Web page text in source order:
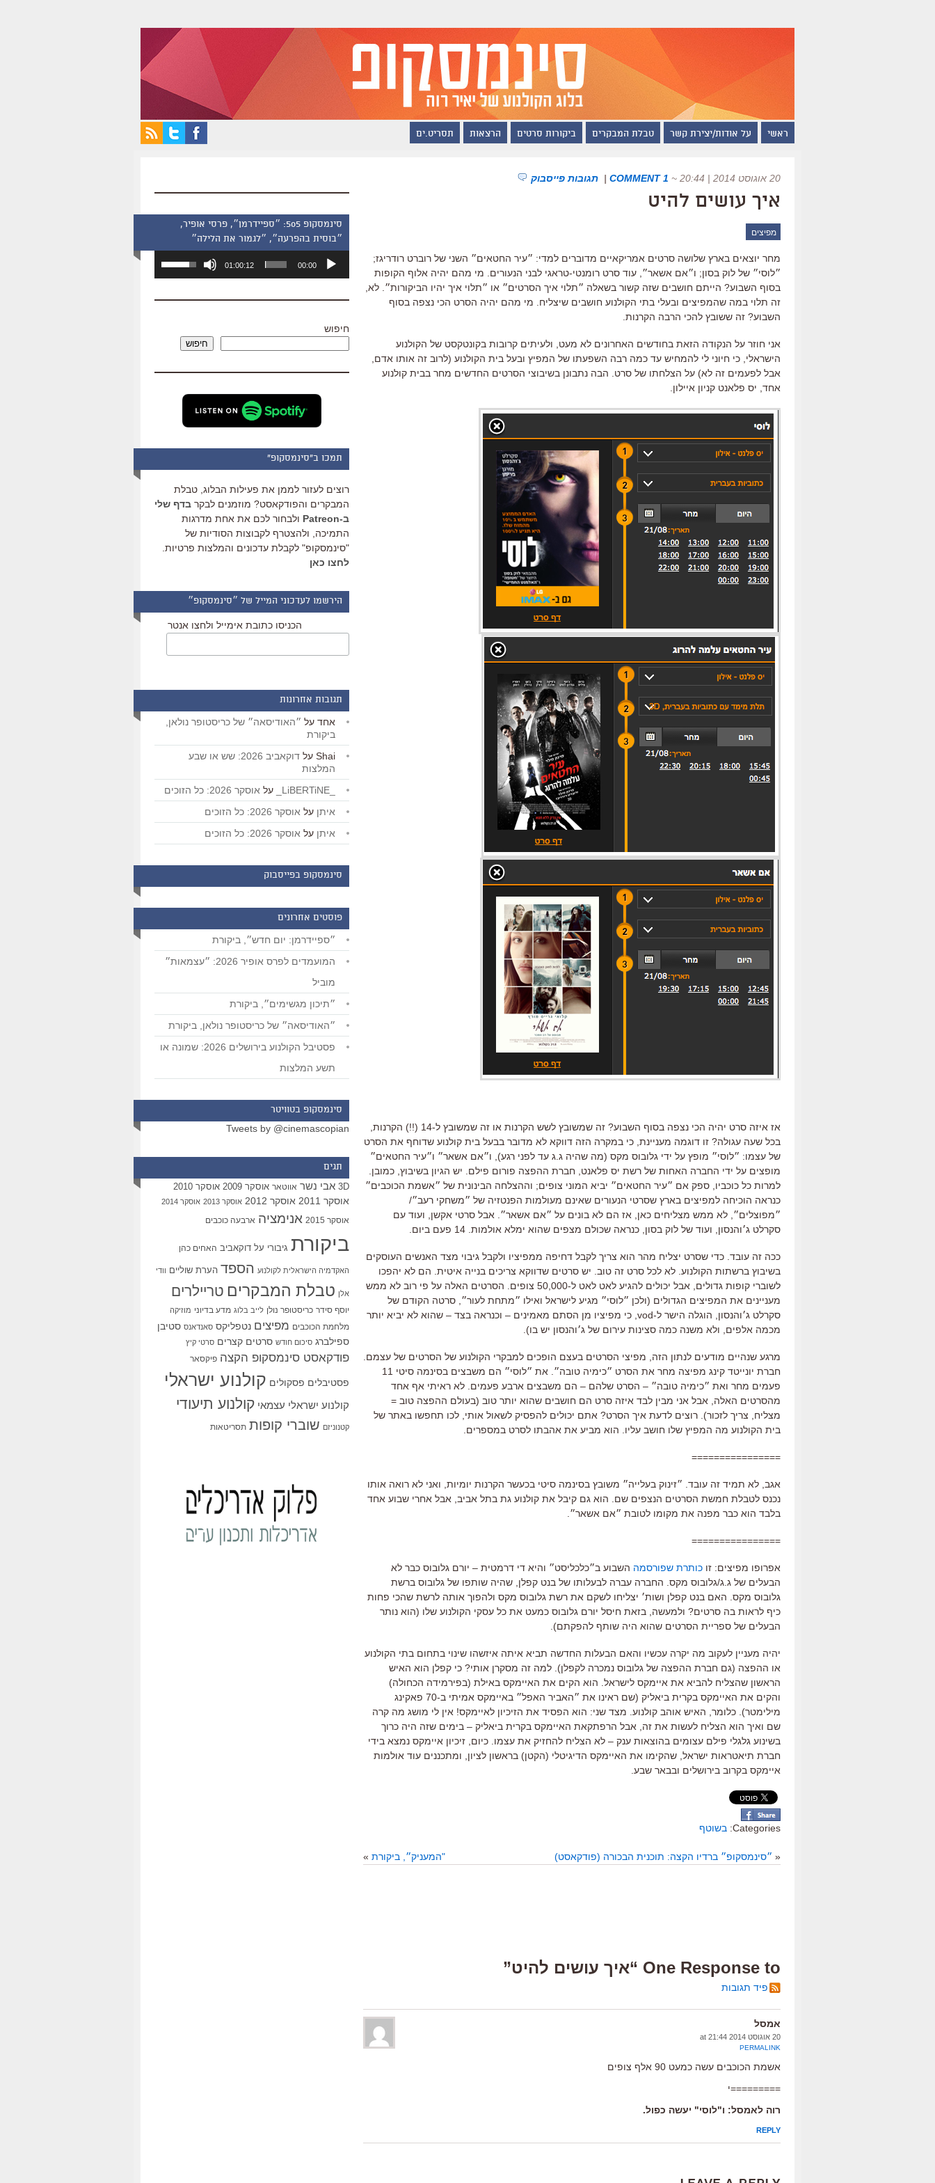
ראשי על אודות/יצירת קשר טבלת המבקרים ביקורות סרטים הרצאות תסריט.ים
20 אוגוסט 2014 | 20:44 ~
1 COMMENT
| תגובות פייסבוק
איך עושים להיט
מפיצים
מחר יוצאים בארץ שלושה סרטים אמריקאיים מדוברים למדי: ״עיר החטאים״ השני של רוברט רודריגז;
״לוסי״ של לוק בסון; ו״אם אשאר״, עוד סרט רומנטי-טראגי לבני הנעורים. מי מהם יהיה אלוף הקופות
בסוף השבוע? הייתם חושבים שזה קשור בשאלה ״תלוי איך הסרטים״ או ״תלוי איך יהיו הביקורות״. לא,
זה תלוי במה שהמפיצים ובעלי בתי הקולנוע חושבים שיצליח. מי מהם יהיה הסרט הכי נצפה בסוף
השבוע? זה ששובץ להכי הרבה הקרנות.
אני חוזר על הנקודה הזאת בחודשים האחרונים לא מעט, ולעיתים קרובות בקונטקסט של הקולנוע
הישראלי, כי חיוני לי להמחיש עד כמה רבה השפעתו של המפיץ ובעל בית הקולנוע (לרוב זה אותו אדם,
אבל לפעמים זה לא) על הצלחתו של סרט. הבה נתבונן בשיבוצי הסרטים החדשים מחר בבית קולנוע
אחד, יס פלאנט קניון איילון.
אז איזה סרט יהיה הכי נצפה בסוף השבוע? זה שמשובץ לשש הקרנות או זה שמשובץ ל-14 (!!) הקרנות,
בכל שעה עגולה? זו דוגמה מעניינת, כי במקרה הזה דווקא לא מדובר בבעל בית קולנוע שדוחף את הסרט
של עצמו: ״לוסי״ מופץ על ידי גלובוס מקס (מה שהיה ג.ג עד לפני רגע), ו״אם אשאר״ ו״עיר החטאים״
מופצים על ידי החברה האחות של רשת יס פלאנט, חברת ההפצה פורום פילם. יש הגיון בשיבוץ, כמובן.
למרות כל כוכביו, ספק אם ״עיר החטאים״ יביא המוני צופים; וההצלחה הבינונית של ״אשמת הכוכבים״
כנראה הוכיחה למפיצים בארץ שסרטי הנעורים שאינם מעולמות הפנטזיה של ״משחקי רעב״/
״מפוצלים״, לא ממש מצליחים כאן, אז הם לא בונים על ״אם אשאר״. אבל סרטי אקשן, ועוד עם
סקרלט ג׳והנסון, ועוד של לוק בסון, כנראה שכולם מצפים שהוא ימלא אולמות. 14 פעם ביום.
ככה זה עובד. כדי שסרט יצליח מהר הוא צריך לקבל דחיפה ממפיציו ולקבל גיבוי מצד האנשים העוסקים
בשיבוץ ברשתות הקולנוע. לא לכל סרט זה טוב. יש סרטים שדווקא צריכים בנייה איטית. הם לא יהפכו
לשוברי קופות גדולים, אבל יכולים להגיע לאט לאט ל-50,000 צופים. הסרטים האלה על פי רוב לא ממש
מעניינים את המפיצים הגדולים (ולכן ״לוסי״ מגיע לישראל ואילו ״מתחת לעור״, סרטה הקודם של
סקרלט ג׳והנסון, הוגלה הישר ל-vod, כי מפיציו מן הסתם מאמינים – וכנראה בצד – שהוא לא יביא יותר
מכמה אלפים, ולא משנה כמה סצינות עירום של ג׳והנסון יש בו).
מרגע שנהיים מודעים לנתון הזה, מפיצי הסרטים בעצם הופכים למבקרי הקולנוע של הסרטים של עצמם.
חברת יונייטד קינג מפיצה מחר את הסרט ״כימיה טובה״. את ״לוסי״ הם משבצים בסינמה סיטי 11
פעמים מחר ואת ״כימיה טובה״ – הסרט שלהם – הם משבצים ארבע פעמים. לא ראיתי אף אחד
מהסרטים האלה, אבל אני מבין לבד איזה סרט הם חושבים שהוא יותר טוב (בעולם ההפצה טוב =
מצליח, צריך לזכור). רוצים לדעת איך הסרט? אתם יכולים להפסיק לשאול אותי, לכו תחפשו באתר של
בית הקולנוע מה המפיץ שלו חושב עליו. הוא מביע את אהבתו לסרט במספרים.
================
אגב, לא תמיד זה עובד. ״זינוק בעלייה״ משובץ בסינמה סיטי בכעשר הקרנות יומיות, ואני לא רואה אותו
נכנס לטבלת חמשת הסרטים הנצפים שם. הוא גם קיבל את קולנוע גת בתל אביב, אבל אחרי שבוע אחד
בלבד הוא כבר מפנה את מקומו לטובת ״אם אשאר״.
================
אפרופו מפיצים: זו כותרת שפורסמה השבוע ב״כלכליסט״ והיא די דרמטית – יורם גלובוס כבר לא
הבעלים של ג.ג/גלובוס מקס. החברה עברה לבעלותו של בנט קפלן, שהיה שותפו של גלובוס ברשת
גלובוס מקס. האם בנט קפלן ושות׳ יצליחו לשקם את רשת גלובוס מקס ולהפוך אותה לרשת שהכי פחות
כיף לראות בה סרטים? ולמעשה, בזאת חיסל יורם גלובוס כמעט את כל עסקי הקולנוע שלו (הוא נותר
הבעלים של ספריית הסרטים שהוא היה שותף להפקתם).
יהיה מעניין לעקוב מה יקרה עכשיו והאם הבעלות החדשה תביא איתה איזשהו שינוי בתחום בתי הקולנוע
או ההפצה (גם חברת ההפצה של גלובוס נמכרה לקפלן). למה זה מסקרן אותי? כי קפלן הוא האיש
הראשון שהצליח להביא את איימקס לישראל. הוא הקים את האיימקס באילת (בפירמידה הכחולה)
והקים את האיימקס בקרית ביאליק (שם ראינו את ״האביר האפל״ באיימקס אמיתי ב-70 פאקינג
מילימטר). כלומר, האיש אוהב קולנוע. מצד שני: הוא הפסיד את הזיכיון לאיימקס! אין לי מושג מה קרה
שם ואיך הוא הצליח לעשות את זה, אבל הרפתקאת האיימקס בקרית ביאליק – בימים שזה היה כרוך
בשינוע גלגלי פילם עצומים בהוצאות ענק – לא הצליח להחזיק את עצמו. כיום, זיכיון איימקס נמצא בידי
חברת תיאטראות ישראל, שהקימו את האיימקס הדיגיטלי (הקטן) בראשון לציון, ומתכננים עוד אולמות
איימקס בקרוב בירושלים ובבאר שבע.
Categories: בשוטף
« ״סינמסקופ״ ברדיו הקצה: תוכנית הבכורה (פודקאסט) "המעניק״, ביקורת »
One Response to “איך עושים להיט”
פיד תגובות
אמסל
20 אוגוסט 2014 at 21:44
PERMALINK
אשמת הכוכבים עשה כמעט 90 אלף צופים
=========י
רוה לאמסל: ו"לוסי" יעשה כפול.
REPLY
סינמסקופ 505: ״ספיידרמן״, פרסי אופיר,
״בוסית בהפרעה״, ״לגמור את הלילה״
אודיו
00:00
01:00:12
השתמש
כדי
שמע.
חיפוש
חיפוש
תמכו ב"סינמסקופ"
רוצים לעזור לממן את פעילות הבלוג, טבלת
המבקרים והפודקאסט? מוזמנים לבקר בדף שלי
ב-Patreon
ולבחור לכם את אחת מדרגות
התמיכה, ולהצטרף לקבוצות הסודיות של
"סינמסקופ" לקבלת עדכונים והמלצות פרטיות.
לחצו כאן
הירשמו לעדכוני המייל של ״סינמסקופ״
הכניסו כתובת אימייל ולחצו אנטר
תגובות אחרונות
אחד על ״האודיסאה״ של כריסטופר נולאן,
ביקורת
Shai על
דוקאביב 2026: שש או שבע
המלצות
על אוסקר 2026: כל הזוכים
איתן על אוסקר 2026: כל הזוכים
איתן על אוסקר 2026: כל הזוכים
סינמסקופ בפייסבוק
פוסטים אחרונים
״ספיידרמן: יום חדש״, ביקורת
המועמדים לפרס אופיר 2026: ״עצמאות״
מוביל
״תיכון מגשימים״, ביקורת
״האודיסאה״ של כריסטופר נולאן, ביקורת
פסטיבל הקולנוע בירושלים 2026: שמונה או
תשע המלצות
סינמסקופ בטוויטר
Tweets by @cinemascopian
תגים
3D אבי נשר אווטאר אוסקר 2009 אוסקר 2010
אוסקר 2011 אוסקר 2012 אוסקר 2013 אוסקר 2014
אוסקר 2015 אנימציה ארבעה כוכבים
ביקורת גיבורי על דוקאביב האחים כהן
האקדמיה הישראלית לקולנוע הספד הערת שוליים וודי
אלן טבלת המבקרים טריילרים
יוסף סידר כריסטופר נולן לייב בלוג מדע בדיוני מוזיקה
מלחמת הכוכבים מפיצים נטפליקס סאנדאנס סטיבן
ספילברג סיכום חודש סרטים קצרים סרטי קיץ
פודקאסט סינמסקופ הקצה פיקסאר
פסטיבלים פסקולים קולנוע ישראלי
קולנוע ישראלי עצמאי קולנוע תיעודי
קטנוניזם שוברי קופות תסריטאות